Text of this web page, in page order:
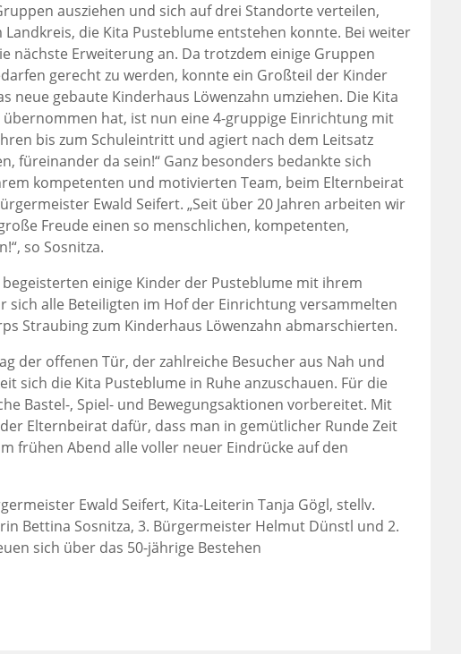
ausziehen und sich auf drei Standorte verteilen,
die Kita Pusteblume entstehen konnte. Bei weiter
nächste Erweiterung an. Da trotzdem einige Gruppen
gerecht zu werden, konnte ein Großteil der Kinder
neue gebaute Kinderhaus Löwenzahn umziehen. Die Kita
hat, ist nun eine 4-gruppige Einrichtung mit
bis zum Schuleintritt und agiert nach dem Leitsatz
füreinander da sein!“ Ganz besonders bedankte sich
kompetenten und motivierten Team, beim Elternbeirat
Ewald Seifert. „Seit über 20 Jahren arbeiten wir
Freude einen so menschlichen, kompetenten,
so Sosnitza.
einige Kinder der Pusteblume mit ihrem
sich alle Beteiligten im Hof der Einrichtung versammelten
Straubing zum Kinderhaus Löwenzahn abmarschierten.
der offenen Tür, der zahlreiche Besucher aus Nah und
sich die Kita Pusteblume in Ruhe anzuschauen. Für die
Bastel-, Spiel- und Bewegungsaktionen vorbereitet. Mit
Elternbeirat dafür, dass man in gemütlicher Runde Zeit
frühen Abend alle voller neuer Eindrücke auf den
Ewald Seifert, Kita-Leiterin Tanja Gögl, stellv.
Bettina Sosnitza, 3. Bürgermeister Helmut Dünstl und 2.
sich über das 50-jährige Bestehen